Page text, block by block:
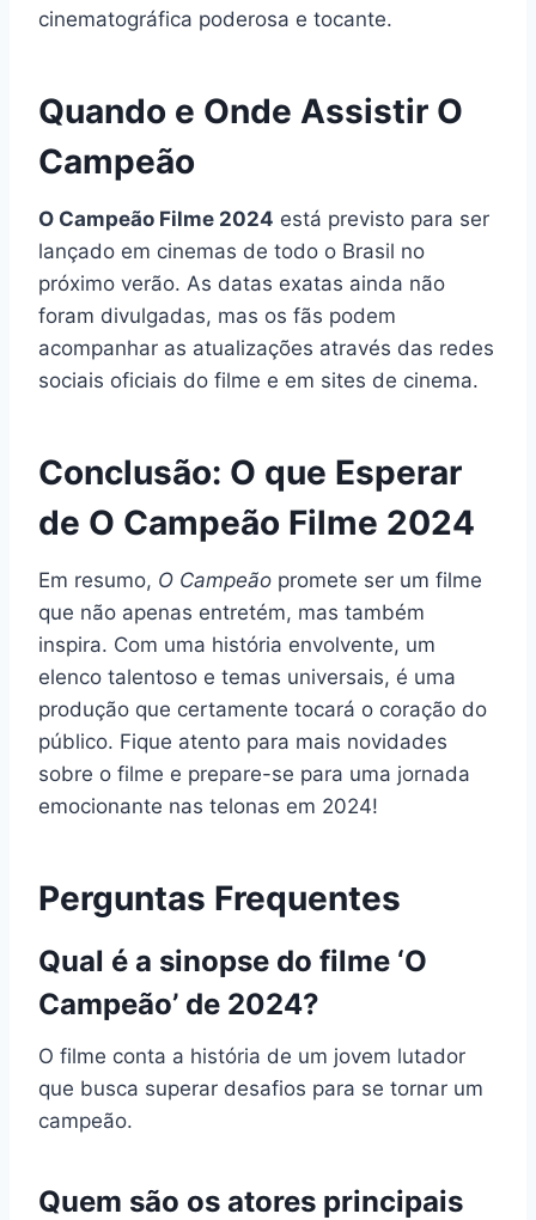
cinematográfica poderosa e tocante.
Quando e Onde Assistir O
Campeão
O Campeão Filme 2024 está previsto para ser
lançado em cinemas de todo o Brasil no
próximo verão. As datas exatas ainda não
foram divulgadas, mas os fãs podem
acompanhar as atualizações através das redes
sociais oficiais do filme e em sites de cinema.
Conclusão: O que Esperar
de O Campeão Filme 2024
Em resumo, O Campeão promete ser um filme
que não apenas entretém, mas também
inspira. Com uma história envolvente, um
elenco talentoso e temas universais, é uma
produção que certamente tocará o coração do
público. Fique atento para mais novidades
sobre o filme e prepare-se para uma jornada
emocionante nas telonas em 2024!
Perguntas Frequentes
Qual é a sinopse do filme ‘O
Campeão’ de 2024?
O filme conta a história de um jovem lutador
que busca superar desafios para se tornar um
campeão.
Quem são os atores principais